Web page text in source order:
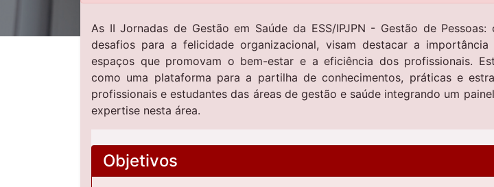
As II Jornadas de Gestão em Saúde da ESS/IPJPN - Gestão de
desafios para a felicidade organizacional, visam destacar a importância
espaços que promovam o bem-estar e a eficiência dos profissionais.
como uma plataforma para a partilha de conhecimentos, práticas e
profissionais e estudantes das áreas de gestão e saúde integrando um
expertise nesta área.
Objetivos